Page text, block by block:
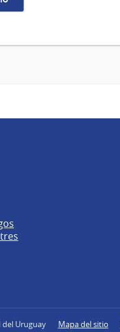
del Uruguay Mapa del sitio